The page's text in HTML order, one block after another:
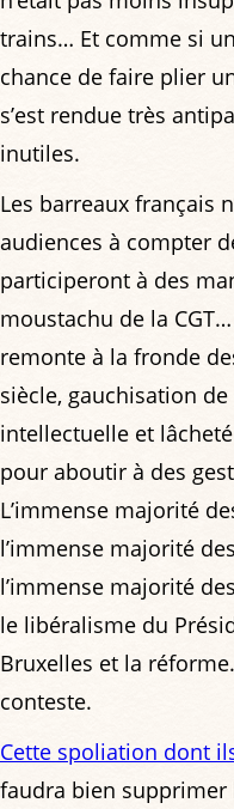
trains… Et comme si
chance de faire plier
s’est rendue très
inutiles.
Les barreaux français
audiences à compter
participeront à des
moustachu de la
remonte à la fronde
siècle, gauchisation
intellectuelle et
pour aboutir à des
L’immense majorité
l’immense majorité
l’immense majorité
le libéralisme du
Bruxelles et la
conteste.
Cette spoliation dont
faudra bien